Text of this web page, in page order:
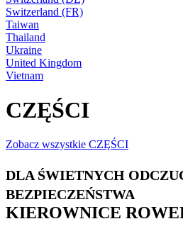
Switzerland (FR)
Taiwan
Thailand
Ukraine
United Kingdom
Vietnam
CZĘŚCI
Zobacz wszystkie CZĘŚCI
DLA ŚWIETNYCH
BEZPIECZEŃSTWA
KIEROWNICE